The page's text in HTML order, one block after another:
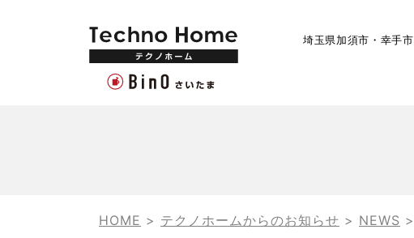
埼玉県加須市・幸手
HOME > テクノホームからのお知らせ > NEWS >